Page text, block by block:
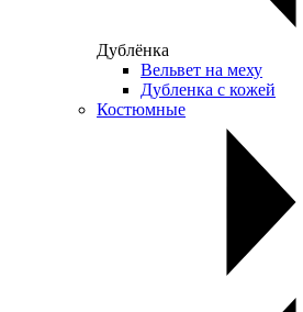
Дублёнка
Вельвет на меху
Дубленка с кожей
Костюмные